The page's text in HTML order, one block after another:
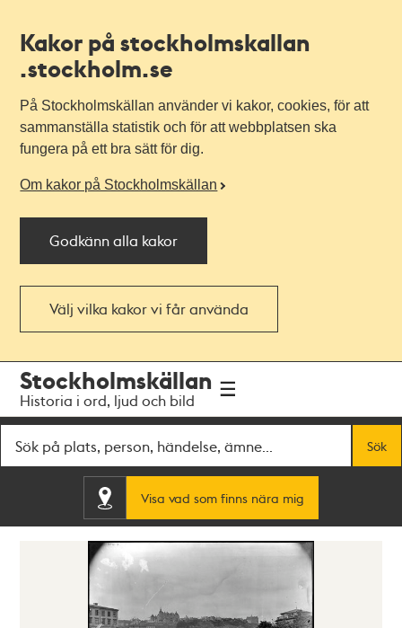
Kakor på stockholmskallan
.stockholm.se
På Stockholmskällan använder vi kakor, cookies, för att
sammanställa statistik och för att webbplatsen ska
fungera på ett bra sätt för dig.
Om kakor på Stockholmskällan
Godkänn alla kakor
Välj vilka kakor vi får använda
navigationen
huvudinnehållet
Stockholmskällan
Historia i ord, ljud och bild
Sök
Visa vad som finns nära mig